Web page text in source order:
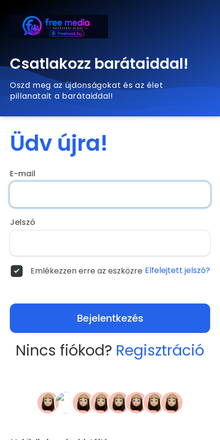
Csatlakozz barátaiddal!
Oszd meg az újdonságokat és az élet
pillanatait a barátaiddal!
Üdv újra!
E-mail
Jelszó
Emlékezzen erre az eszközre Elfelejtett jelszó?
Bejelentkezés
Nincs fiókod? Regisztráció